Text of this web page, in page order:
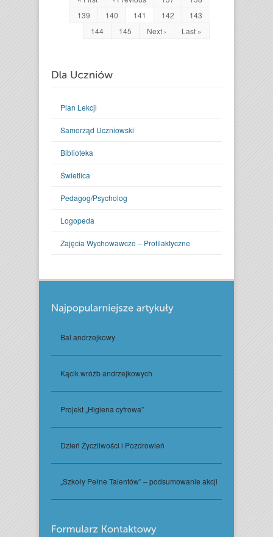
139
140 141 142
143
144
145 Next › Last »
Plan Lekcji
Samorząd Uczniowski
Biblioteka
Świetlica
Pedagog/Psycholog
Logopeda
Zajęcia Wychowawczo – Profilaktyczne
Bal andrzejkowy
Kącik wróżb andrzejkowych
Projekt „Higiena cyfrowa”
Dzień Życzliwości i Pozdrowień
„Szkoły Pełne Talentów” – podsumowanie akcji